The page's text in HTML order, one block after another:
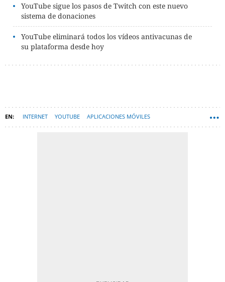
YouTube sigue los pasos de Twitch con este nuevo
sistema de donaciones
YouTube eliminará todos los vídeos antivacunas de
su plataforma desde hoy
INTERNET YOUTUBE APLICACIONES MÓVILES